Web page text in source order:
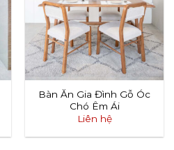
Bàn Ăn Gia Đình Gỗ Óc
Chó Êm Ái
Liên hệ